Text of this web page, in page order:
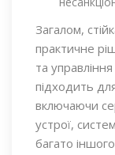
Загалом,
практичне
та
підходить
включаючи
устрої,
багато